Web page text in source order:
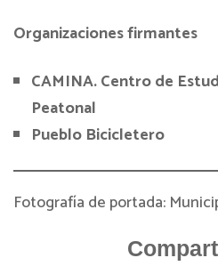
Organizaciones firmantes
CAMINA. Centro de
Peatonal
Pueblo Bicicletero
Fotografía de portada: